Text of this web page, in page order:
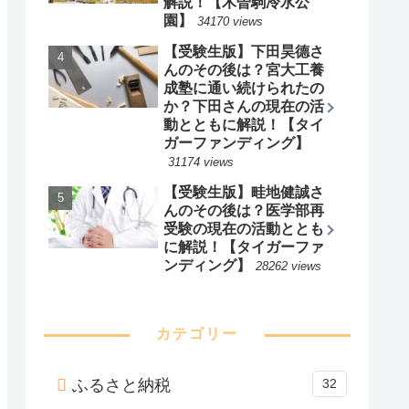
園】
34170 views
【受験生版】下田昊德さ
んのその後は？宮大工養
成塾に通い続けられたの
か？下田さんの現在の活
動とともに解説！【タイ
ガーファンディング】
31174 views
【受験生版】畦地健誠さ
んのその後は？医学部再
受験の現在の活動ととも
に解説！【タイガーファ
ンディング】
28262 views
カテゴリー
ふるさと納税 32